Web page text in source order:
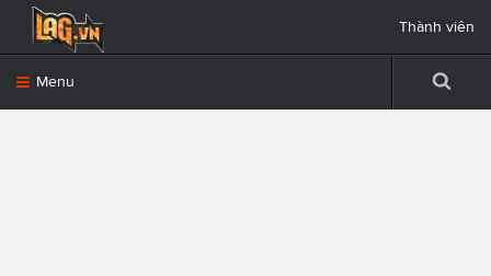
Menu
Thành viên